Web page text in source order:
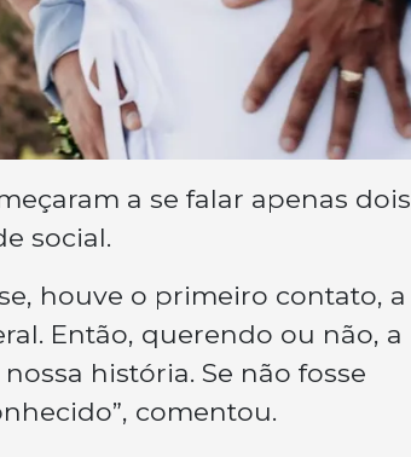
a se falar apenas dois
social.
houve o primeiro contato, a
Então, querendo ou não, a
história. Se não fosse
comentou.